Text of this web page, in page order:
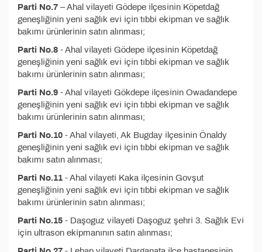
Parti No.7 – Ahal vilayeti Gödepe ilçesinin Köpetdağ
geneşliğinin yeni sağlık evi için tıbbi ekipman ve sağlık
bakımı ürünlerinin satın alınması;
Parti No.8 - Ahal vilayeti Gödepe ilçesinin Köpetdağ
geneşliğinin yeni sağlık evi için tıbbi ekipman ve sağlık
bakımı ürünlerinin satın alınması;
Parti No.9 - Ahal vilayeti Gökdepe ilçesinin Owadandepe
geneşliğinin yeni sağlık evi için tıbbi ekipman ve sağlık
bakımı ürünlerinin satın alınması;
Parti No.10 - Ahal vilayeti, Ak Bugday ilçesinin Önaldy
geneşliğinin yeni sağlık evi için tıbbi ekipman ve sağlık
bakımı satın alınması;
Parti No.11 - Ahal vilayeti Kaka ilçesinin Govşut
geneşliğinin yeni sağlık evi için tıbbi ekipman ve sağlık
bakımı ürünlerinin satın alınması;
Parti No.15 - Daşoguz vilayeti Daşoguz şehri 3. Sağlık Evi
için ultrason ekipmanının satın alınması;